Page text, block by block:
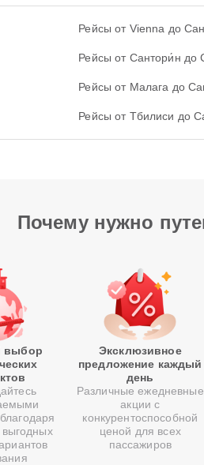
Рейсы от Vienna до
Рейсы от Сантори́н до
Рейсы от Малага до
Рейсы от Тбилиси до
Почему нужно
выбор
Эксклюзивное
предложение каждый
день
Различные ежедневные
акции с
конкурентоспособной
ценой для всех
пассажиров